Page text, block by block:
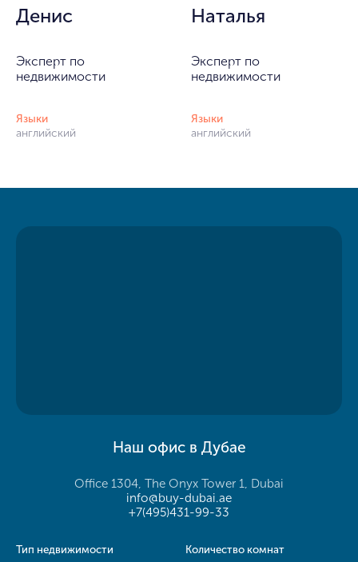
Денис
Эксперт по
недвижимости
Языки
английский
Наталья
Эксперт по
недвижимости
Языки
английский
Наш офис в Дубае
Office 1304, The Onyx Tower 1, Dubai
info@buy-dubai.ae
+7(495)431-99-33
Тип недвижимости
Количество комнат